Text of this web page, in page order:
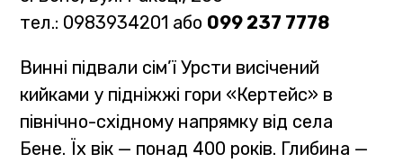
тел.: 0983934201 або 099 237 7778
Винні підвали сім’ї Урсти висічений
кийками у підніжжі гори «Кертейс» в
північно-східному напрямку від села
Бене. Їх вік — понад 400 років. Глибина —